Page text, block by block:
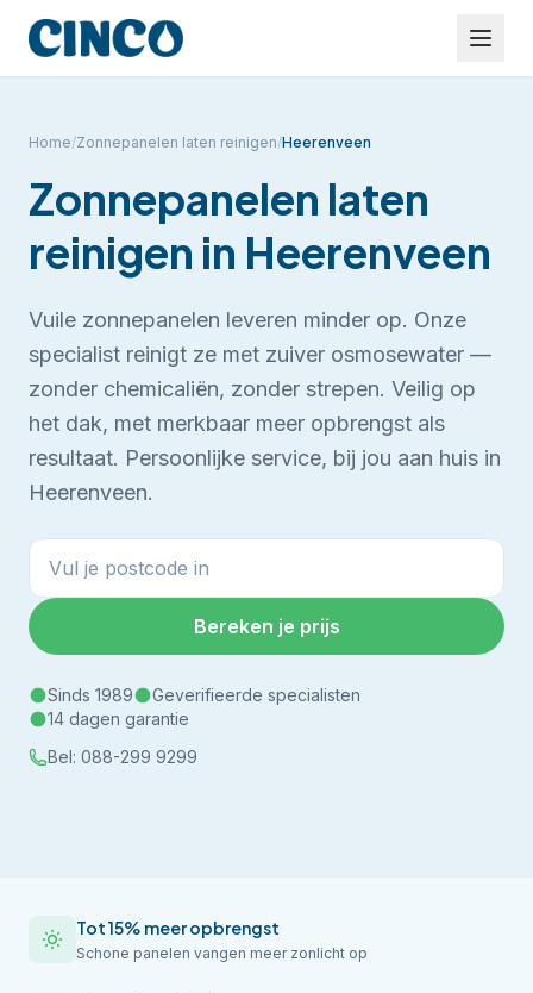
Home/Zonnepanelen laten reinigen/Heerenveen
Zonnepanelen laten
reinigen in Heerenveen
Vuile zonnepanelen leveren minder op. Onze
specialist reinigt ze met zuiver osmosewater —
zonder chemicaliën, zonder strepen. Veilig op
het dak, met merkbaar meer opbrengst als
resultaat. Persoonlijke service, bij jou aan huis in
Heerenveen.
Bereken je prijs
Sinds 1989
Geverifieerde specialisten
14 dagen garantie
Bel: 088-299 9299
Tot 15% meer opbrengst
Schone panelen vangen meer zonlicht op